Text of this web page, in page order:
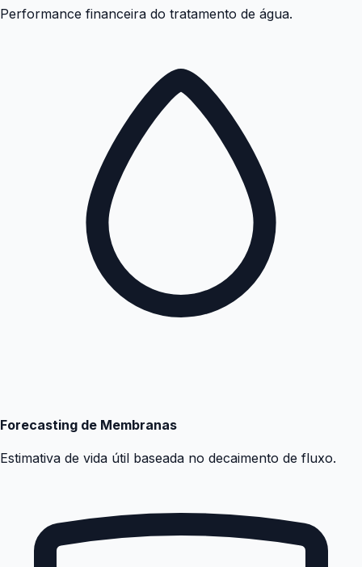
Performance financeira do tratamento de água.
Forecasting de Membranas
Estimativa de vida útil baseada no decaimento de fluxo.